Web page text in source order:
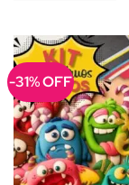
-31% OFF